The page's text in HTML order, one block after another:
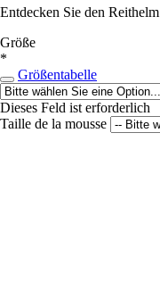
Entdecken Sie den
Größe
*
Größentabelle
Dieses Feld ist erforderlich
Taille de la mousse